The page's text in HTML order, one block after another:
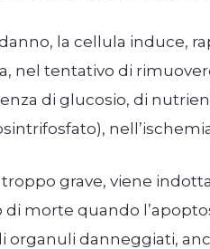
la cellula induce,
nel tentativo di
di glucosio, di
grave, viene
morte quando
organuli danneggiati,